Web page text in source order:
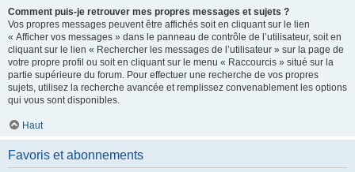
Comment puis-je retrouver mes propres messages et sujets ?
Vos propres messages peuvent être affichés soit en cliquant sur le lien
« Afficher vos messages » dans le panneau de contrôle de l’utilisateur, soit en
cliquant sur le lien « Rechercher les messages de l’utilisateur » sur la page de
votre propre profil ou soit en cliquant sur le menu « Raccourcis » situé sur la
partie supérieure du forum. Pour effectuer une recherche de vos propres
sujets, utilisez la recherche avancée et remplissez convenablement les options
qui vous sont disponibles.
Haut
Favoris et abonnements